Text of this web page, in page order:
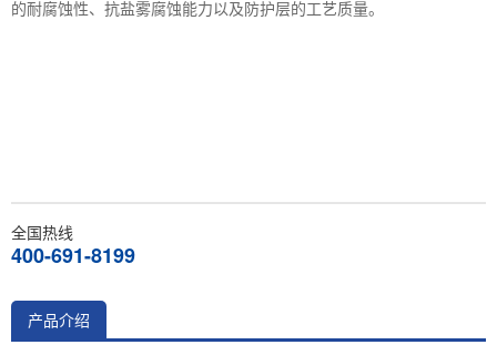
的耐腐蚀性、抗盐雾腐蚀能力以及防护层的工艺质量。
全国热线
400-691-8199
产品介绍